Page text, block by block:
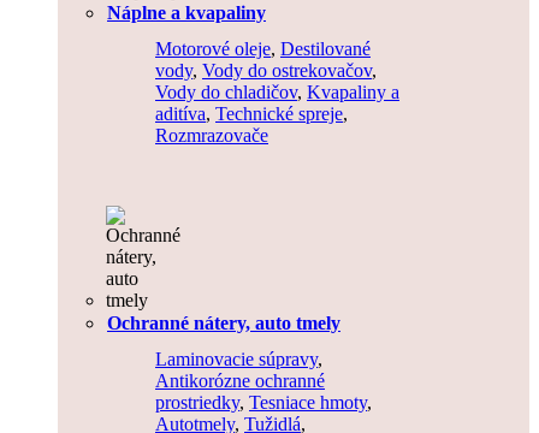
Náplne a kvapaliny
Motorové oleje, Destilované
vody, Vody do ostrekovačov,
Vody do chladičov, Kvapaliny a
aditíva, Technické spreje,
Rozmrazovače
Ochranné nátery, auto tmely
Laminovacie súpravy,
Antikorózne ochranné
prostriedky, Tesniace hmoty,
Autotmely, Tužidlá,